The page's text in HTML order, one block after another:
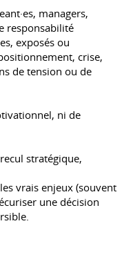
managers,
responsabilité
exposés ou
crise,
de tension ou de
ni de
stratégique,
vrais enjeux (souvent
une décision